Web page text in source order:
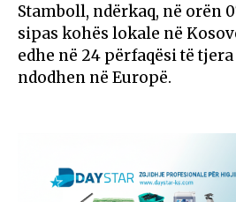
Stamboll, ndërkaq, në orën
sipas kohës lokale në
edhe në 24 përfaqësi të
ndodhen në Europë.